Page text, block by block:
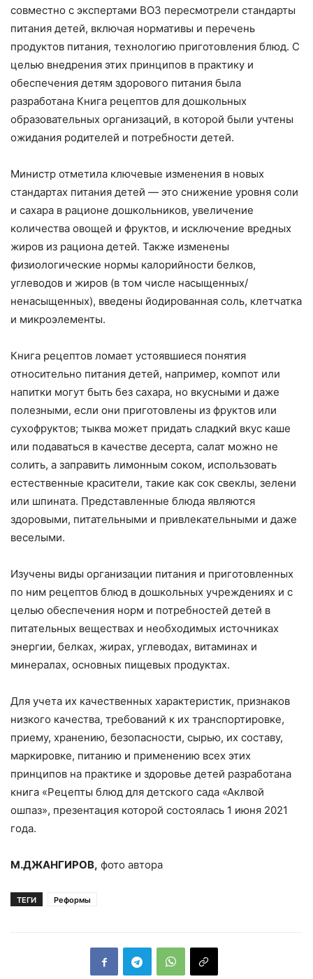
совместно с экспертами ВОЗ пересмотрели стандарты
питания детей, включая нормативы и перечень
продуктов питания, технологию приготовления блюд. С
целью внедрения этих принципов в практику и
обеспечения детям здорового питания была
разработана Книга рецептов для дошкольных
образовательных организаций, в которой были учтены
ожидания родителей и потребности детей.
Министр отметила ключевые изменения в новых
стандартах питания детей — это снижение уровня соли
и сахара в рационе дошкольников, увеличение
количества овощей и фруктов, и исключение вредных
жиров из рациона детей. Также изменены
физиологические нормы калорийности белков,
углеводов и жиров (в том числе насыщенных/
ненасыщенных), введены йодированная соль, клетчатка
и микроэлементы.
Книга рецептов ломает устоявшиеся понятия
относительно питания детей, например, компот или
напитки могут быть без сахара, но вкусными и даже
полезными, если они приготовлены из фруктов или
сухофруктов; тыква может придать сладкий вкус каше
или подаваться в качестве десерта, салат можно не
солить, а заправить лимонным соком, использовать
естественные красители, такие как сок свеклы, зелени
или шпината. Представленные блюда являются
здоровыми, питательными и привлекательными и даже
веселыми.
Изучены виды организации питания и приготовленных
по ним рецептов блюд в дошкольных учреждениях и с
целью обеспечения норм и потребностей детей в
питательных веществах и необходимых источниках
энергии, белках, жирах, углеводах, витаминах и
минералах, основных пищевых продуктах.
Для учета их качественных характеристик, признаков
низкого качества, требований к их транспортировке,
приему, хранению, безопасности, сырью, их составу,
маркировке, питанию и применению всех этих
принципов на практике и здоровье детей разработана
книга «Рецепты блюд для детского сада «Аклвой
ошпаз», презентация которой состоялась 1 июня 2021
года.
М.ДЖАНГИРОВ, фото автора
ТЕГИ Реформы